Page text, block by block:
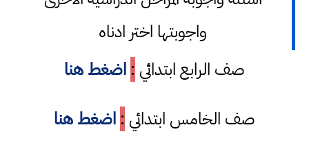
واجوبتها اختر ادناه
صف الرابع ابتدائي : اضغط هنا
صف الخامس ابتدائي : اضغط هنا